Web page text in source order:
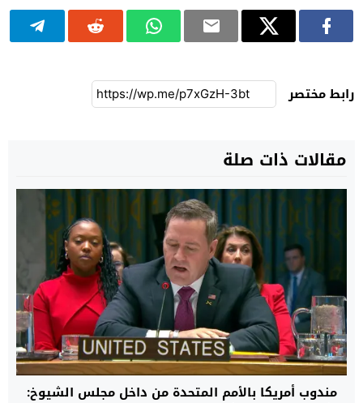
رابط مختصر
مقالات ذات صلة
مندوب أمريكا بالأمم المتحدة من داخل مجلس الشيوخ: